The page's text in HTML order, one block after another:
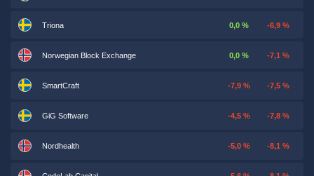
Triona 0,0 % -6,9 %
Norwegian Block Exchange 0,0 % -7,1 %
SmartCraft -7,9 % -7,5 %
GiG Software -4,5 % -7,8 %
Nordhealth -5,0 % -8,1 %